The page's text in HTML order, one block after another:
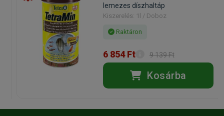
lemezes díszhaltáp
Kiszerelés: 1l / Doboz
Raktáron
6 854 Ft 9 139 Ft
Kosárba